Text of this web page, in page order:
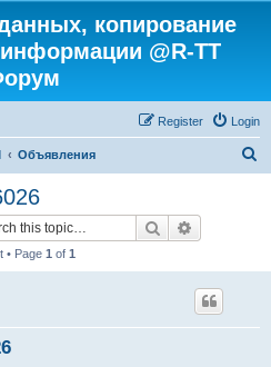
копирование
@R-TT
Login
Register
Объявления
Search
• Page 1 of 1